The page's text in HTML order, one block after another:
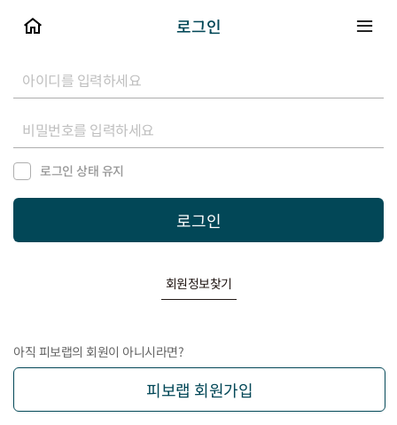
로그인
로그인 상태 유지
로그인
회원정보찾기
아직 피보랩의 회원이 아니시라면?
피보랩 회원가입